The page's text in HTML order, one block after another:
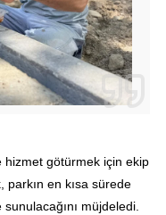
hizmet götürmek için ekip
en kısa sürede
müjdeledi.